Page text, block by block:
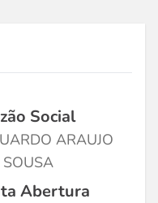
Social
ARAUJO
SOUSA
Abertura